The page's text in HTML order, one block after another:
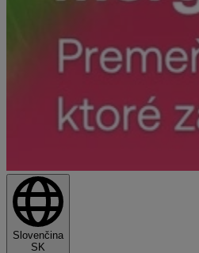
Slovenčina
SK